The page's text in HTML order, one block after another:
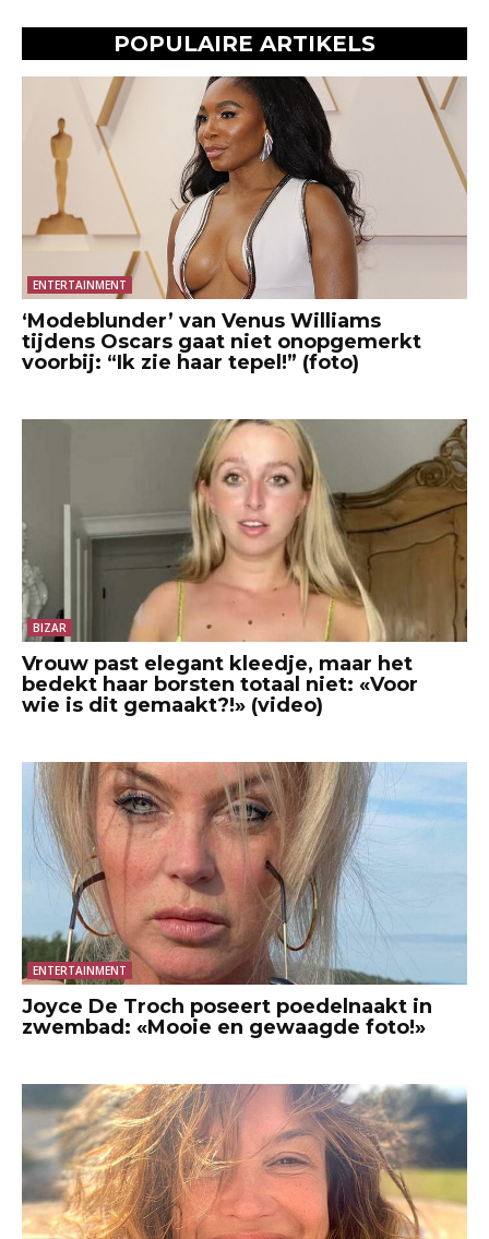
POPULAIRE ARTIKELS
ENTERTAINMENT
‘Modeblunder’ van Venus Williams
tijdens Oscars gaat niet onopgemerkt
voorbij: “Ik zie haar tepel!” (foto)
BIZAR
Vrouw past elegant kleedje, maar het
bedekt haar borsten totaal niet: «Voor
wie is dit gemaakt?!» (video)
ENTERTAINMENT
Joyce De Troch poseert poedelnaakt in
zwembad: «Mooie en gewaagde foto!»